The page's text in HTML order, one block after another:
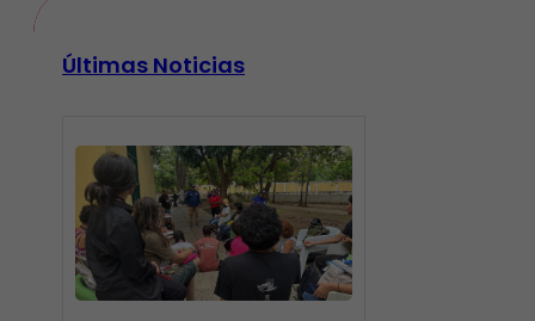
Últimas Noticias